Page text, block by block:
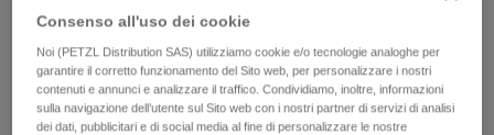
Consenso all'uso dei cookie
Noi (PETZL Distribution SAS) utilizziamo cookie e/o tecnologie analoghe per
garantire il corretto funzionamento del Sito web, per personalizzare i nostri
contenuti e annunci e analizzare il traffico. Condividiamo, inoltre, informazioni
sulla navigazione dell’utente sul Sito web con i nostri partner di servizi di analisi
dei dati, pubblicitari e di social media al fine di personalizzare le nostre